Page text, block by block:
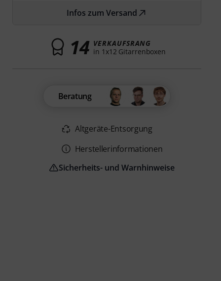
Infos zum Versand
14 VERKAUFSRANG
in 1x12 Gitarrenboxen
Beratung
Altgeräte-Entsorgung
Herstellerinformationen
Sicherheits- und Warnhinweise